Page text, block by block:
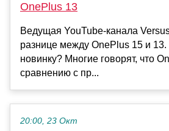
OnePlus 13
Ведущая YouTube-канала
разнице между OnePlus 15 и 13.
новинку? Многие говорят, что
сравнению с пр...
20:00, 23 Окт